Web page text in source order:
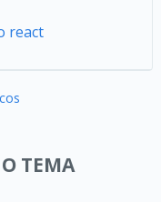
react
TEMA